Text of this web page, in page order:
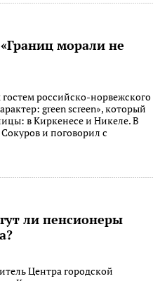
морали не
российско-норвежского
green screen», который
в Киркенесе и Никеле. В
и поговорил с
ли пенсионеры
Центра городской